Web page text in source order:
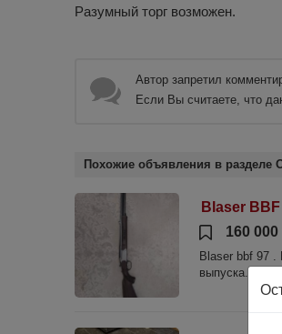
Разумный торг возможен.
Автор запретил
Если Вы считаете, что
Похожие объявления в разделе
Blaser
160
Blaser bbf 97
выпуска.